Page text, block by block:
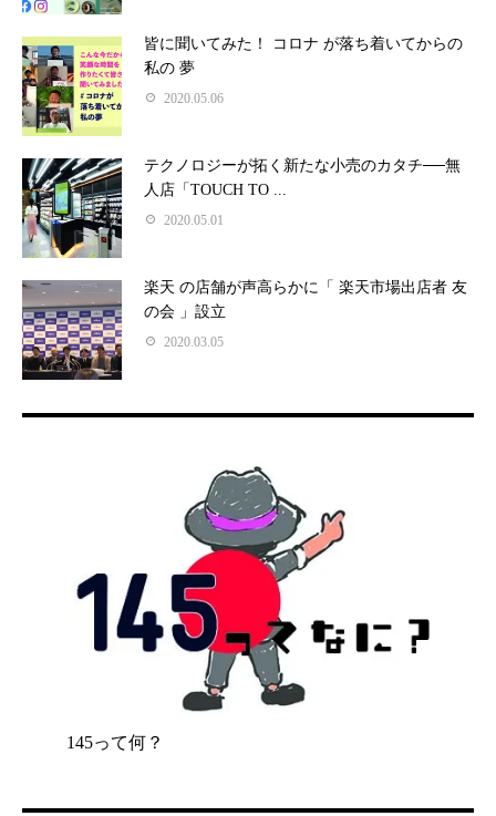
皆に聞いてみた！ コロナ が落ち着いてからの
私の 夢
2020.05.06
テクノロジーが拓く新たな小売のカタチ──無
人店「TOUCH TO ...
2020.05.01
楽天 の店舗が声高らかに「 楽天市場出店者 友
の会 」設立
2020.03.05
145って何？